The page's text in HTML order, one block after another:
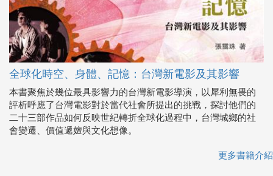
全球化時空、身體、記憶：台灣新電影及其影響
本書聚焦於幾位最具影響力的台灣新電影導演，以犀利無畏的
評析呼應了台灣電影對於當代社會所提出的挑戰，探討他們的
二十三部作品如何反映世紀轉折全球化過程中，台灣城鄉的社
會變遷、價值遞嬗與文化想像。
更多書籍介紹